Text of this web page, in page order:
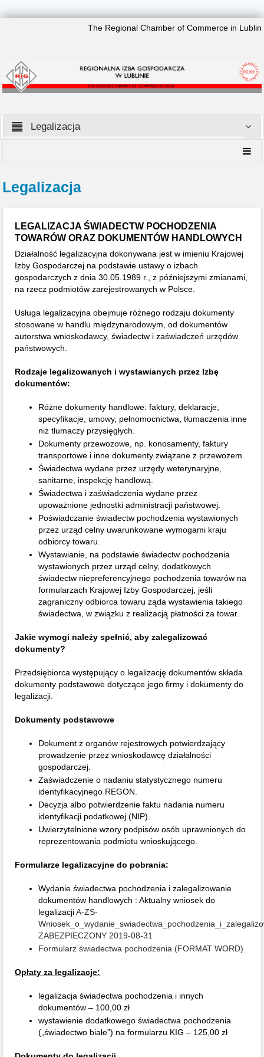
The Regional Chamber of Commerce in Lublin
Legalizacja
Legalizacja
LEGALIZACJA ŚWIADECTW POCHODZENIA
TOWARÓW ORAZ DOKUMENTÓW HANDLOWYCH
Działalność legalizacyjna dokonywana jest w imieniu Krajowej
Izby Gospodarczej na podstawie ustawy o izbach
gospodarczych z dnia 30.05.1989 r., z późniejszymi zmianami,
na rzecz podmiotów zarejestrowanych w Polsce.
Usługa legalizacyjna obejmuje różnego rodzaju dokumenty
stosowane w handlu międzynarodowym, od dokumentów
autorstwa wnioskodawcy, świadectw i zaświadczeń urzędów
państwowych.
Rodzaje legalizowanych i wystawianych przez Izbę
dokumentów:
Różne dokumenty handlowe: faktury, deklaracje,
specyfikacje, umowy, pełnomocnictwa, tłumaczenia inne
niż tłumaczy przysięgłych.
Dokumenty przewozowe, np. konosamenty, faktury
transportowe i inne dokumenty związane z przewozem.
Świadectwa wydane przez urzędy weterynaryjne,
sanitarne, inspekcję handlową.
Świadectwa i zaświadczenia wydane przez
upoważnione jednostki administracji państwowej.
Poświadczanie świadectw pochodzenia wystawionych
przez urząd celny uwarunkowane wymogami kraju
odbiorcy towaru.
Wystawianie, na podstawie świadectw pochodzenia
wystawionych przez urząd celny, dodatkowych
świadectw niepreferencyjnego pochodzenia towarów na
formularzach Krajowej Izby Gospodarczej, jeśli
zagraniczny odbiorca towaru żąda wystawienia takiego
świadectwa, w związku z realizacją płatności za towar.
Jakie wymogi należy spełnić, aby zalegalizować
dokumenty?
Przedsiębiorca występujący o legalizację dokumentów składa
dokumenty podstawowe dotyczące jego firmy i dokumenty do
legalizacji.
Dokumenty podstawowe
Dokument z organów rejestrowych potwierdzający
prowadzenie przez wnioskodawcę działalności
gospodarczej.
Zaświadczenie o nadaniu statystycznego numeru
identyfikacyjnego REGON.
Decyzja albo potwierdzenie faktu nadania numeru
identyfikacji podatkowej (NIP).
Uwierzytelnione wzory podpisów osób uprawnionych do
reprezentowania podmiotu wnioskującego.
Formularze legalizacyjne do pobrania:
Wydanie świadectwa pochodzenia i zalegalizowanie
dokumentów handlowych : Aktualny wniosek do
legalizacjiA-ZS-
ZABEZPIECZONY 2019-08-31
Formularz świadectwa pochodzenia (FORMAT WORD)
Opłaty za legalizacje:
legalizacja świadectwa pochodzenia i innych
dokumentów – 100,00 zł
wystawienie dodatkowego świadectwa pochodzenia
(„świadectwo białe”) na formularzu KIG – 125,00 zł